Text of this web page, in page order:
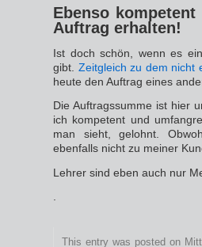
Ebenso
Auftrag erhalten!
Ist doch schön, wenn es
gibt. Zeitgleich zu dem nicht
heute den Auftrag eines
Die Auftragssumme ist hier
ich kompetent und
man sieht, gelohnt.
ebenfalls nicht zu meiner
Lehrer sind eben auch nur
.
This entry was posted on